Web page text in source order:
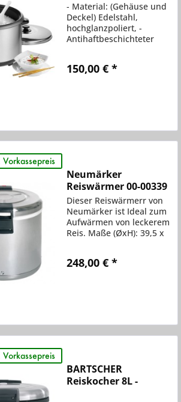
- Material: (Gehäuse und
Deckel) Edelstahl,
hochglanzpoliert, -
Antihaftbeschichteter
Kontrollleuchten: Kochen
150,00 € *
Vorkassepreis
Neumärker
Reiswärmer 00-00339
Dieser Reiswärmerr von
Neumärker ist Ideal zum
Aufwärmen von leckerem
Reis. Maße (ØxH): 39,5 x
kW Produktdetails:
248,00 € *
Vorkassepreis
BARTSCHER
Reiskocher 8L -